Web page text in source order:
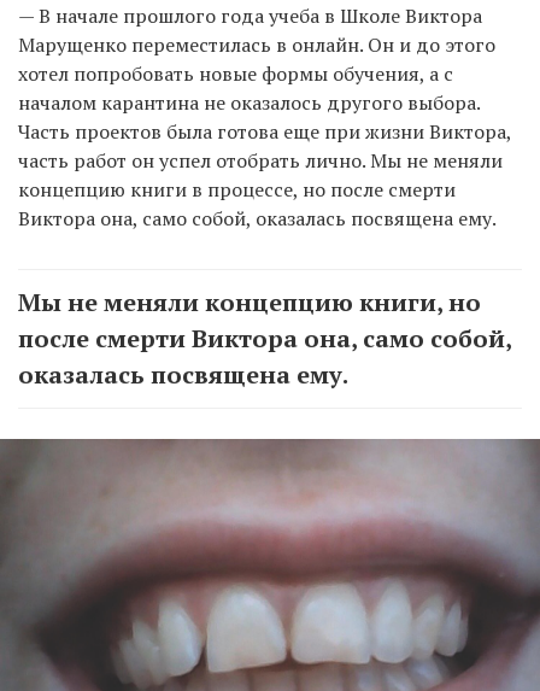
— В начале прошлого года учеба в Школе Виктора
Марущенко переместилась в онлайн. Он и до этого
хотел попробовать новые формы обучения, а с
началом карантина не оказалось другого выбора.
Часть проектов была готова еще при жизни Виктора,
часть работ он успел отобрать лично. Мы не меняли
концепцию книги в процессе, но после смерти
Виктора она, само собой, оказалась посвящена ему.
Мы не меняли концепцию книги, но
после смерти Виктора она, само собой,
оказалась посвящена ему.